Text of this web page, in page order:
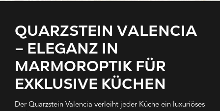
QUARZSTEIN VALENCIA
– ELEGANZ IN
MARMOROPTIK FÜR
EXKLUSIVE KÜCHEN
Der Quarzstein Valencia verleiht jeder Küche ein luxuriöses